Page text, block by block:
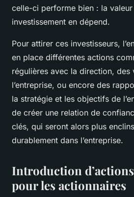
celle-ci performe bien : la
investissement en dépend.
Pour attirer ces investisseurs,
en place différentes actions
régulières avec la direction, des
l’entreprise, ou encore des
la stratégie et les objectifs de
de créer une relation de
clés, qui seront alors plus
durablement dans l’entreprise.
Introduction
pour les actionnaires